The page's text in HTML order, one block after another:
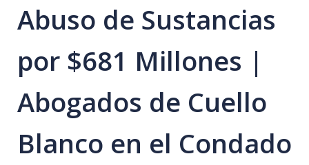
Abuso de Sustancias
por $681 Millones |
Abogados de Cuello
Blanco en el Condado